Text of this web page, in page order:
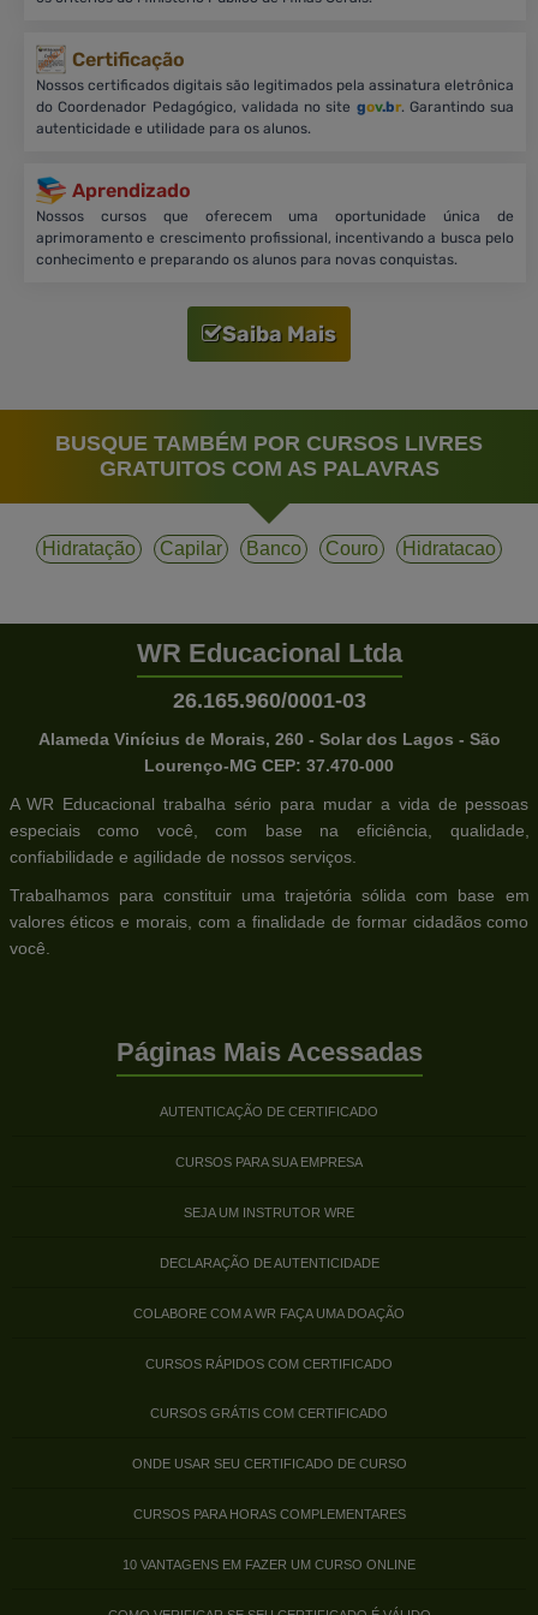
Certificação
Nossos certificados digitais são legitimados pela assinatura eletrônica
do Coordenador Pedagógico, validada no site gov.br. Garantindo sua
autenticidade e utilidade para os alunos.
Aprendizado
Nossos cursos que oferecem uma oportunidade única de
aprimoramento e crescimento profissional, incentivando a busca pelo
conhecimento e preparando os alunos para novas conquistas.
Saiba Mais
BUSQUE TAMBÉM POR CURSOS LIVRES
GRATUITOS COM AS PALAVRAS
Hidratação Capilar Banco Couro Hidratacao
WR Educacional Ltda
26.165.960/0001-03
Alameda Vinícius de Morais, 260 - Solar dos Lagos - São
Lourenço-MG CEP: 37.470-000
A WR Educacional trabalha sério para mudar a vida de pessoas
especiais como você, com base na eficiência, qualidade,
confiabilidade e agilidade de nossos serviços.
Trabalhamos para constituir uma trajetória sólida com base em
valores éticos e morais, com a finalidade de formar cidadãos como
você.
Páginas Mais Acessadas
AUTENTICAÇÃO DE CERTIFICADO
CURSOS PARA SUA EMPRESA
SEJA UM INSTRUTOR WRE
DECLARAÇÃO DE AUTENTICIDADE
COLABORE COM A WR FAÇA UMA DOAÇÃO
CURSOS RÁPIDOS COM CERTIFICADO
CURSOS GRÁTIS COM CERTIFICADO
ONDE USAR SEU CERTIFICADO DE CURSO
CURSOS PARA HORAS COMPLEMENTARES
10 VANTAGENS EM FAZER UM CURSO ONLINE